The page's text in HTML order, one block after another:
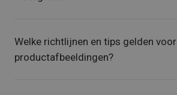
Welke richtlijnen en tips gelden voor
productafbeeldingen?